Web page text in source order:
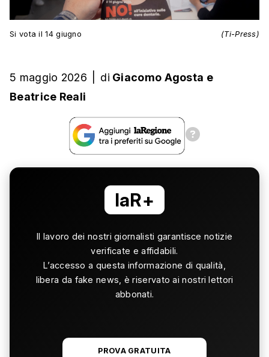
Si vota il 14 giugno (Ti-Press)
5 maggio 2026 di Giacomo Agosta e
Beatrice Reali
laR+
Il lavoro dei nostri giornalisti garantisce notizie
verificate e affidabili.
L’accesso a questa informazione di qualità,
libera da fake news, è riservato ai nostri lettori
abbonati.
PROVA GRATUITA